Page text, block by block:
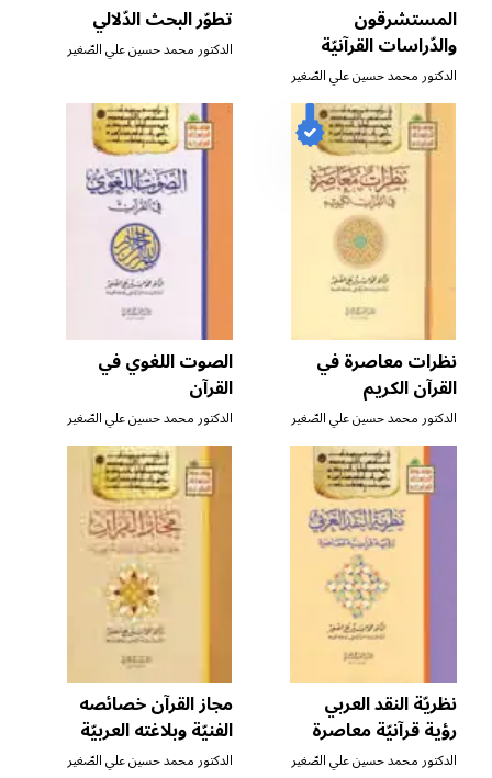
المستشرقون
والدّراسات القرآنيّة
الدكتور محمد حسين علي الصّغير
تطوّر البحث الدّلالي
الدكتور محمد حسين علي الصّغير
نظرات معاصرة في
القرآن الكريم
الدكتور محمد حسين علي الصّغير
الصوت اللغوي في
القرآن
الدكتور محمد حسين علي الصّغير
نظريّة النقد العربي
رؤية قرآنيّة معاصرة
الدكتور محمد حسين علي الصّغير
مجاز القرآن خصائصه
الفنيّة وبلاغته العربيّة
الدكتور محمد حسين علي الصّغير